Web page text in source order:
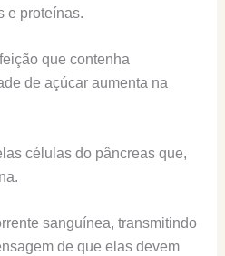
e proteínas.
que contenha
de açúcar aumenta na
células do pâncreas que,
sanguínea, transmitindo
de que elas devem